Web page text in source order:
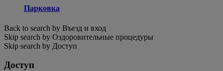
Парковка
Back to search by Въезд и вход
Skip search by Оздоровительные процедуры
Skip search by Доступ
Доступ